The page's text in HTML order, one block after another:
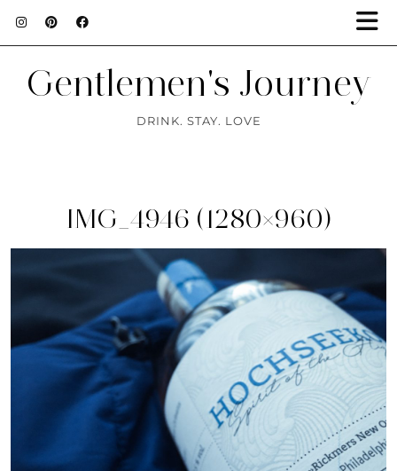
Gentlemen's Journey
DRINK. STAY. LOVE
IMG_4946 (1280×960)